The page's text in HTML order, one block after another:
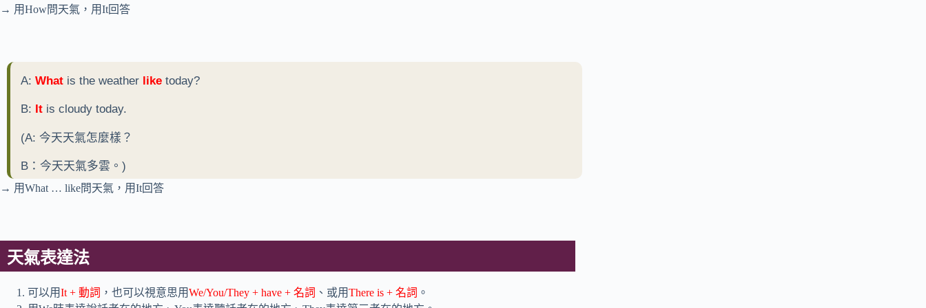
→ 用How問天氣，用It回答
A: What is the weather like today?
B: It is cloudy today.
(A: 今天天氣怎麼樣？
B：今天天氣多雲。)
→ 用What … like問天氣，用It回答
天氣表達法
可以用It + 動詞 ，也可以視意思用We/You/They + have + 名詞 、或用There is + 名詞 。